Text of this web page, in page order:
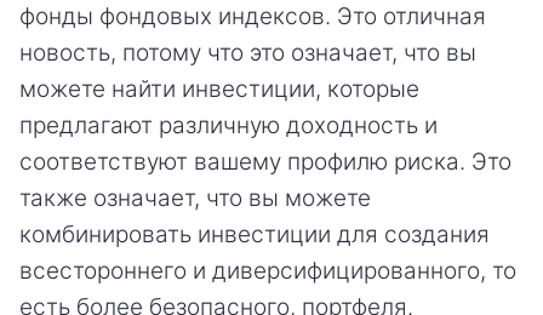
фонды фондовых индексов. Это отличная
новость, потому что это означает, что вы
можете найти инвестиции, которые
предлагают различную доходность и
соответствуют вашему профилю риска. Это
также означает, что вы можете
комбинировать инвестиции для создания
всестороннего и диверсифицированного, то
есть более безопасного, портфеля.